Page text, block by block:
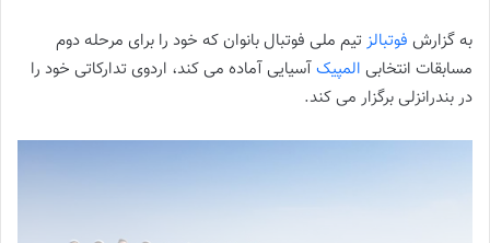
به گزارش فوتبالزتیم ملی فوتبال بانوان که خود را برای مرحله دوم
مسابقات انتخابی المپیکآسیایی آماده می کند، اردوی تدارکاتی خود را
در بندرانزلی برگزار می کند.